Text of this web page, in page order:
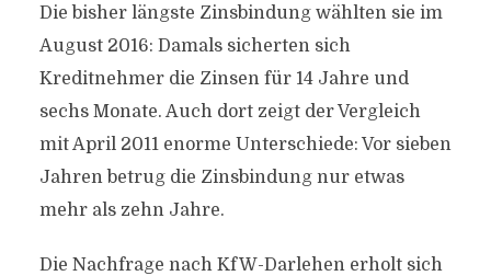
Die bisher längste Zinsbindung wählten sie im
August 2016: Damals sicherten sich
Kreditnehmer die Zinsen für 14 Jahre und
sechs Monate. Auch dort zeigt der Vergleich
mit April 2011 enorme Unterschiede: Vor sieben
Jahren betrug die Zinsbindung nur etwas
mehr als zehn Jahre.
Die Nachfrage nach KfW-Darlehen erholt sich